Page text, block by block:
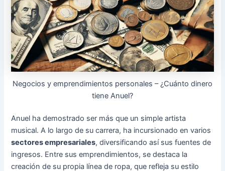
Negocios y emprendimientos personales – ¿Cuánto dinero
tiene Anuel?
Anuel ha demostrado ser más que un simple artista
musical. A lo largo de su carrera, ha incursionado en varios
sectores empresariales, diversificando así sus fuentes de
ingresos. Entre sus emprendimientos, se destaca la
creación de su propia línea de ropa, que refleja su estilo